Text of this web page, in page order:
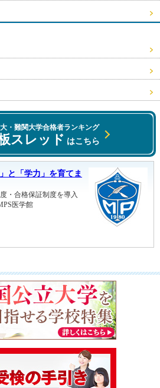
・難関大学合格者ランキング
スレッド はこちら